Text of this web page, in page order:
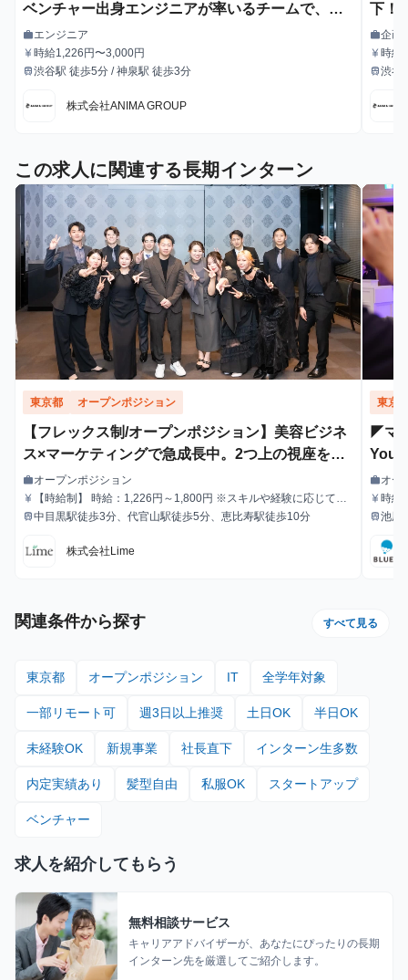
ベンチャー出身エンジニアが率いるチームで、開
発力を身につけたいインターン募集！
職種
workエンジニア
給与
currency_yen 時給1,226円〜3,000円
最寄駅
train渋谷駅 徒歩5分 / 神泉駅 徒歩3分
株式会社ANIMA GROUP
下！
でビ
職種
work企画
給与
currency_yen 時給
最寄駅
train渋谷
この求人に関連する長期インターン
東京都 オープンポジション
【フレックス制/オープンポジション】美容ビジネ
ス×マーケティングで急成長中。2つ上の視座を追
求し続けよう。
職種
workオープンポジション
給与
currency_yen
【時給制】 時給：1,226円～1,800円 ※スキルや経験に応じて昇
給します。 【月給制】 尚、フルコミットできる方は月給制もご
収> 260,000円 /入社6ヶ月 330,000円 /入社1年 400,000円 /
最寄駅
train中目黒駅徒歩3分、代官山駅徒歩5分、恵比寿駅徒歩10分
株式会社Lime
東京
◤マ
ジネ
職種
workオー
給与
currency_yen時給
最寄駅
train池尻
関連条件から探す すべて見る
東京都 オープンポジション IT 全学年対象
一部リモート可 週3日以上推奨 土日OK 半日OK
未経験OK 新規事業 社長直下 インターン生多数
内定実績あり 髪型自由 私服OK スタートアップ
ベンチャー
求人を紹介してもらう
無料相談サービス
キャリアアドバイザーが、あなたにぴったりの長期
インターン先を厳選してご紹介します。